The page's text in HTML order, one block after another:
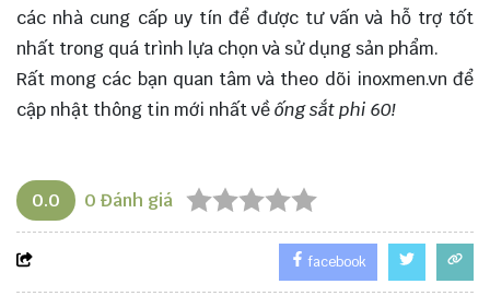
các nhà cung cấp uy tín để được tư vấn và hỗ trợ tốt
nhất trong quá trình lựa chọn và sử dụng sản phẩm.
Rất mong các bạn quan tâm và theo dõi inoxmen.vn để
cập nhật thông tin mới nhất vềống sắt phi 60!
0.0 0 Đánh giá
facebook